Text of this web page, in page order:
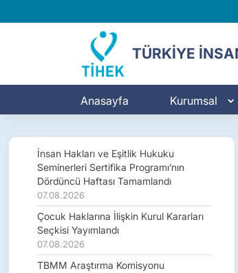
TÜRKİYE
Anasayfa Kurumsal
İnsan Hakları ve Eşitlik Hukuku
Seminerleri Sertifika Programı’nın
Dördüncü Haftası Tamamlandı
07.08.2026
Çocuk Haklarına İlişkin Kurul Kararları
Seçkisi Yayımlandı
07.08.2026
TBMM Araştırma Komisyonu